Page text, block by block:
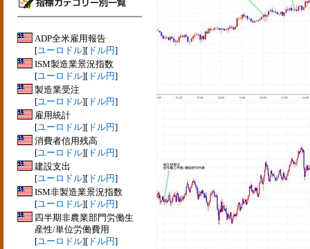
ADP全米雇用報告
[ユーロドル][ ドル円]
ISM製造業景況指数
[ユーロドル][ ドル円]
製造業受注
[ユーロドル][ ドル円]
雇用統計
[ユーロドル][ ドル円]
消費者信用残高
[ユーロドル][ ドル円]
建設支出
[ユーロドル][ ドル円]
ISM非製造業景況指数
[ユーロドル][ ドル円]
四半期非農業部門労働生
産性/単位労働費用
[ユーロドル][ ドル円]